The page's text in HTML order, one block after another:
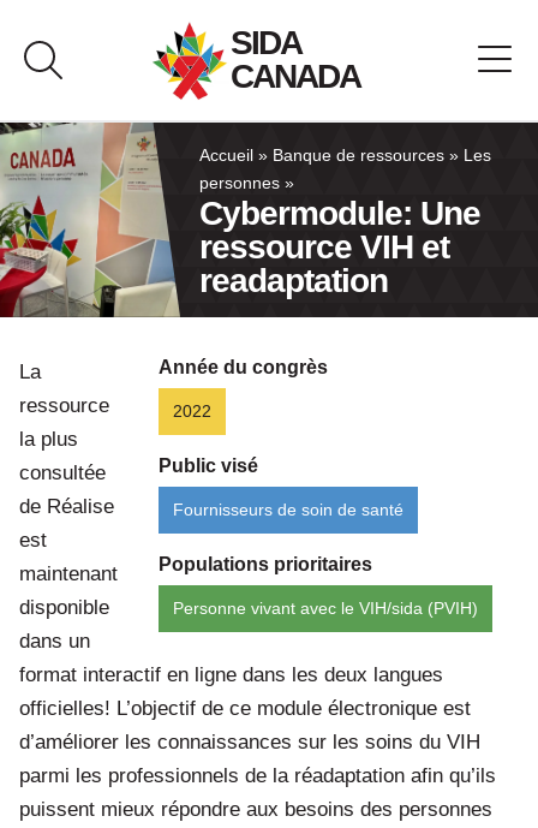
contenu
SIDA
CANADA
À propos de SIDA Canada
Banque de ressources
Pavillon du Canada
Nous joindre
English
Accueil » Banque de ressources » Les
personnes »
Cybermodule: Une
ressource VIH et
readaptation
Année du congrès
2022
Public visé
Fournisseurs de soin de santé
Populations prioritaires
Personne vivant avec le VIH/sida (PVIH)
La
ressource
la plus
consultée
de Réalise
est
maintenant
disponible
dans un
format interactif en ligne dans les deux langues
officielles! L’objectif de ce module électronique est
d’améliorer les connaissances sur les soins du VIH
parmi les professionnels de la réadaptation afin qu’ils
puissent mieux répondre aux besoins des personnes